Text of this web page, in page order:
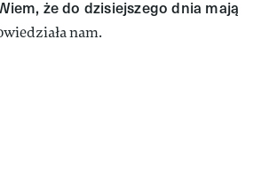
że do dzisiejszego dnia mają
nam.